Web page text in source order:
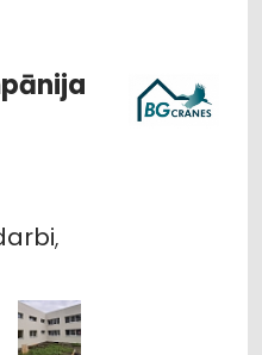
VAIRUMTIRDZNIECĪBA
,